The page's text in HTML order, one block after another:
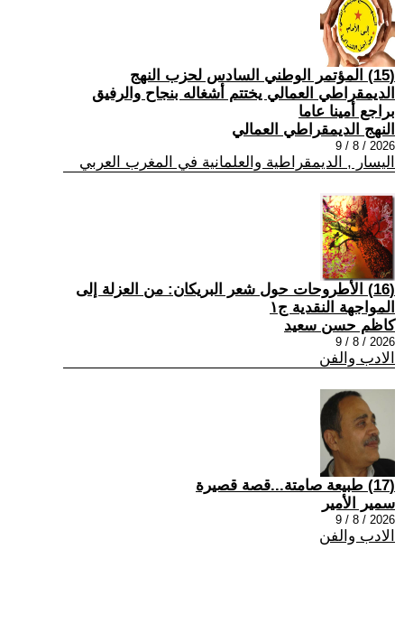
(15) المؤتمر الوطني السادس لحزب النهج
الديمقراطي العمالي يختتم أشغاله بنجاح والرفيق
براجع أمينا عاما
النهج الديمقراطي العمالي
2026 / 8 / 9
اليسار , الديمقراطية والعلمانية في المغرب العربي
(16) الأطروحات حول شعر البريكان: من العزلة إلى
المواجهة النقدية ج١
كاظم حسن سعيد
2026 / 8 / 9
الادب والفن
(17) طبيعة صامتة...قصة قصيرة
سمير الأمير
2026 / 8 / 9
الادب والفن